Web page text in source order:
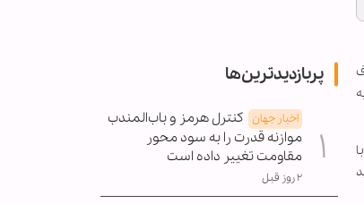
پربازدیدترین‌ها
اخبار جهان کنترل هرمز و باب‌المندب
موازنه قدرت را به سود محور
مقاومت تغییر داده است
۲ روز قبل